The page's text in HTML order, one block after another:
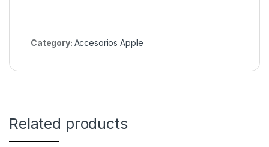
Category: Accesorios Apple
Related products